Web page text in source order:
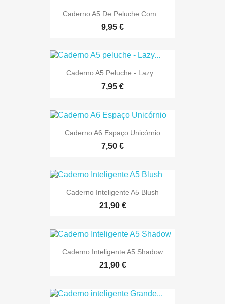
Caderno A5 De Peluche Com...
9,95 €
Caderno A5 Peluche - Lazy...
7,95 €
Caderno A6 Espaço Unicórnio
7,50 €
Caderno Inteligente A5 Blush
21,90 €
Caderno Inteligente A5 Shadow
21,90 €